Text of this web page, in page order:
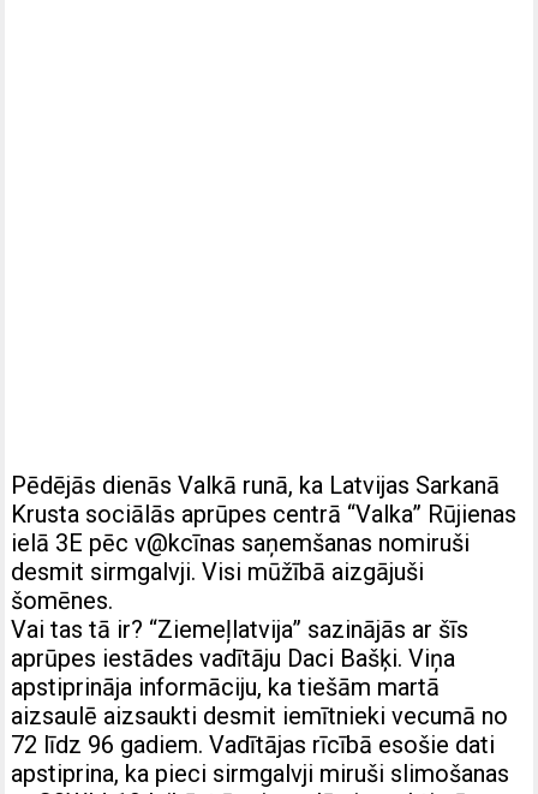
Pēdējās dienās Valkā runā, ka Latvijas Sarkanā
Krusta sociālās aprūpes centrā “Valka” Rūjienas
ielā 3E pēc v@kcīnas saņemšanas nomiruši
desmit sirmgalvji. Visi mūžībā aizgājuši
šomēnes.
Vai tas tā ir? “Ziemeļlatvija” sazinājās ar šīs
aprūpes iestādes vadītāju Daci Bašķi. Viņa
apstiprināja informāciju, ka tiešām martā
aizsaulē aizsaukti desmit iemītnieki vecumā no
72 līdz 96 gadiem. Vadītājas rīcībā esošie dati
apstiprina, ka pieci sirmgalvji miruši slimošanas